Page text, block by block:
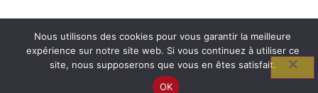
Nous utilisons des cookies pour vous garantir la meilleure
expérience sur notre site web. Si vous continuez à utiliser ce
site, nous supposerons que vous en êtes satisfait.
OK